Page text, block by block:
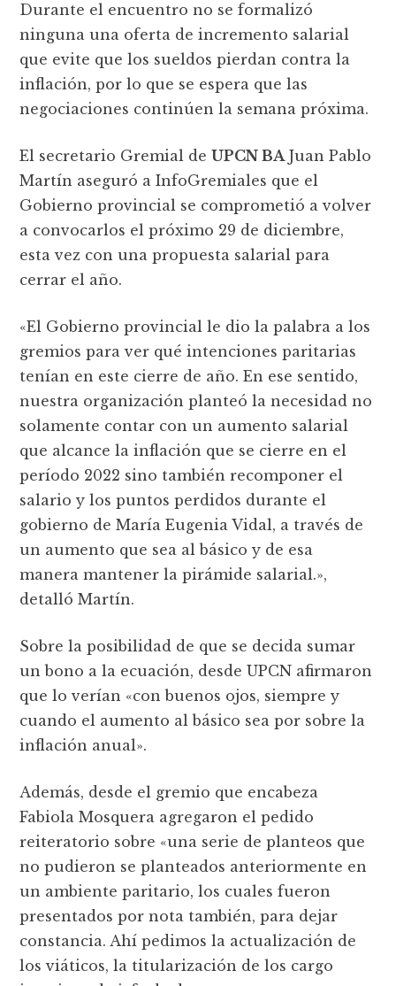
Durante el encuentro no se formalizó
ninguna una oferta de incremento salarial
que evite que los sueldos pierdan contra la
inflación, por lo que se espera que las
negociaciones continúen la semana próxima.
El secretario Gremial deUPCN BAJuan Pablo
Martín aseguró a InfoGremiales que el
Gobierno provincial se comprometió a volver
a convocarlos el próximo 29 de diciembre,
esta vez con una propuesta salarial para
cerrar el año.
«El Gobierno provincial le dio la palabra a los
gremios para ver qué intenciones paritarias
tenían en este cierre de año. En ese sentido,
nuestra organización planteó la necesidad no
solamente contar con un aumento salarial
que alcance la inflación que se cierre en el
período 2022 sino también recomponer el
salario y los puntos perdidos durante el
gobierno de María Eugenia Vidal, a través de
un aumento que sea al básico y de esa
manera mantener la pirámide salarial.»,
detalló Martín.
Sobre la posibilidad de que se decida sumar
un bono a la ecuación, desde UPCN afirmaron
que lo verían «con buenos ojos, siempre y
cuando el aumento al básico sea por sobre la
inflación anual».
Además, desde el gremio que encabeza
Fabiola Mosquera agregaron el pedido
reiteratorio sobre «una serie de planteos que
no pudieron se planteados anteriormente en
un ambiente paritario, los cuales fueron
presentados por nota también, para dejar
constancia. Ahí pedimos la actualización de
los viáticos, la titularización de los cargo